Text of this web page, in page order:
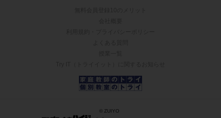
© ZUIYO